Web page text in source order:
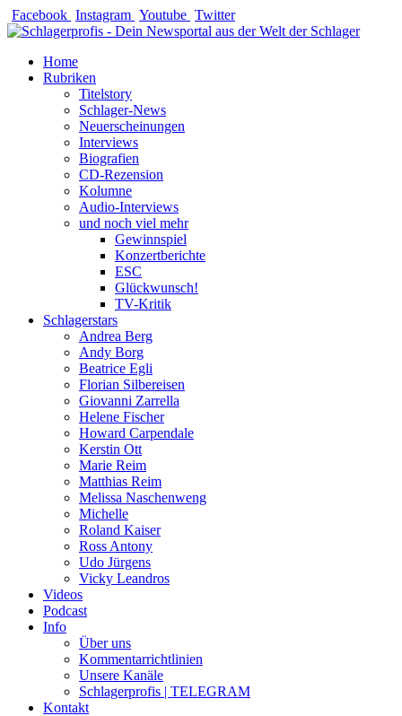
Zum
Inhalt
Facebook Instagram Youtube Twitter
Home
Rubriken
Titelstory
Schlager-News
Neuerscheinungen
Interviews
Biografien
CD-Rezension
Kolumne
Audio-Interviews
und noch viel mehr
Gewinnspiel
Konzertberichte
ESC
Glückwunsch!
TV-Kritik
Schlagerstars
Andrea Berg
Andy Borg
Beatrice Egli
Florian Silbereisen
Giovanni Zarrella
Helene Fischer
Howard Carpendale
Kerstin Ott
Marie Reim
Matthias Reim
Melissa Naschenweng
Michelle
Roland Kaiser
Ross Antony
Udo Jürgens
Vicky Leandros
Videos
Podcast
Info
Über uns
Kommentarrichtlinien
Unsere Kanäle
Schlagerprofis | TELEGRAM
Kontakt